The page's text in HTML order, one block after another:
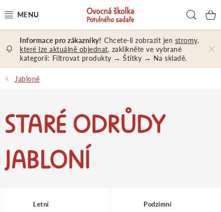
na
OVOCNÉ STROMY A KEŘE
NÁŘADÍ A MATERIÁL
PORADENSTVÍ
PRODEJNA
Jak nakupovat
Hodnocení obchodu
Chcete-li zobrazit jen stromy,
které lze aktuálně objednat, zaklikněte ve vybrané
kategorii: Filtrovat produkty → Štítky → Na skladě.
Jabloně
STARÉ ODRŮDY
JABLONÍ
Letní Podzimní